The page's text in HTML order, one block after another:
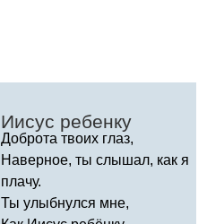
Иисус ребенку
Доброта твоих глаз,
Наверное, ты слышал, как я
плачу.
Ты улыбнулся мне,